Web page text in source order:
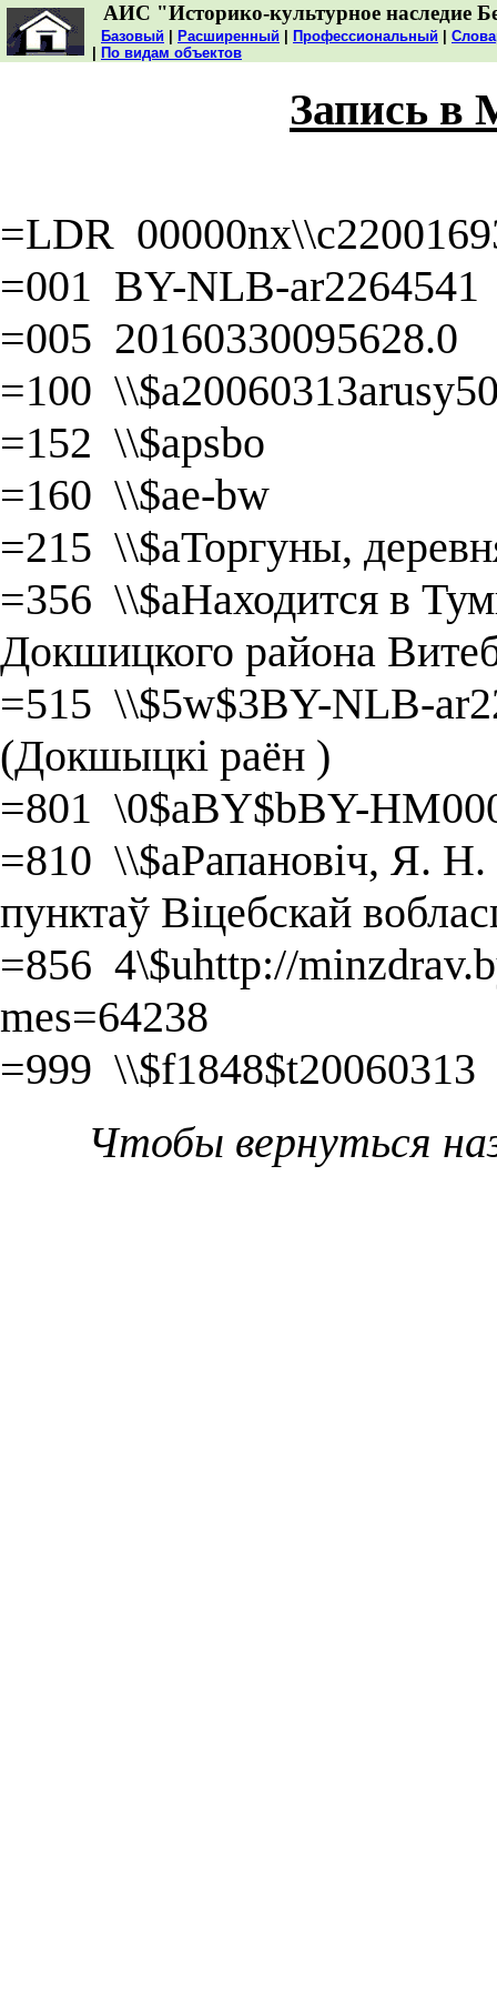
АИС "Историко-культурное наследие
Базовый Расширенный Профессиональный
По видам объектов
Запись в
=LDR
=001 BY-NLB-ar2264541
=005 20160330095628.0
=100
=152 \\$apsbo
=160 \\$ae-bw
=215 \\$aТоргуны,
=356 \\$aНаходится в
Докшицкого района
=515 \\$5w$3BY-NLB-
(Докшыцкі раён )
=801 \0$aBY$bBY-
=810 \\$aРапановіч, Я. Н.
пунктаў Віцебскай
=856 4\$uhttp://
mes=64238
=999 \\$f1848$t20060313
Чтобы вернуться